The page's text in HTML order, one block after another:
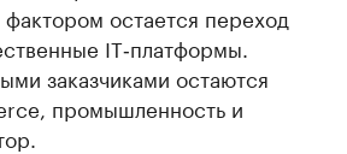
остается переход
IT‑платформы.
заказчиками остаются
промышленность и